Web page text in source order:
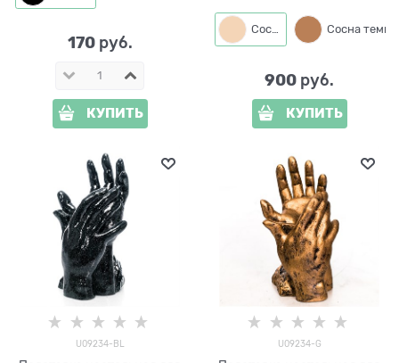
170 руб.
КУПИТЬ
Сосна
900 руб.
КУПИТЬ
U09234-BL U09234-G